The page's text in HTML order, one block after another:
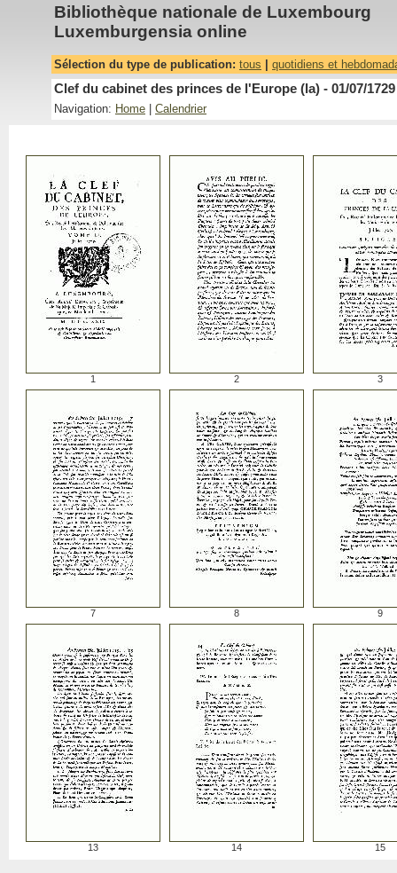
Bibliothèque nationale de Luxembourg
Luxemburgensia online
Sélection du type de publication: tous quotidiens et
Clef du cabinet des princes de l'Europe (la) - 01/07/1729
Navigation: Home Calendrier
1 2 3
7 8 9
13 14 15